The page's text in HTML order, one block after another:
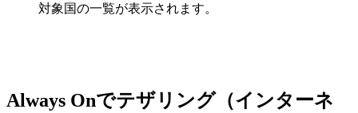
対象国の一覧が表示されます。
Always Onでテザリング（インターネ